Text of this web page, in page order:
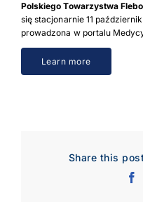
Polskiego Towarzystwa
się stacjonarnie 11
prowadzona w portalu
Learn more
Share this